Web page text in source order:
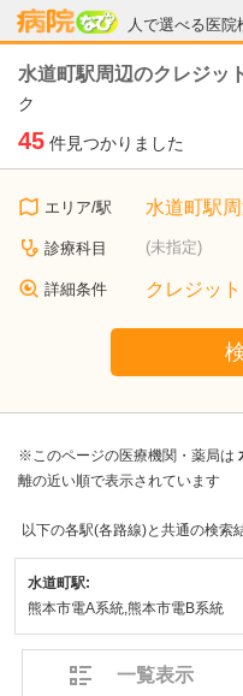
人で選べる医院
病院なび
水道町駅周辺のクレジッ
ク
45 件見つかりました
エリア/駅 水道町駅周
診療科目 (未指定)
詳細条件 クレジッ
※このページの医療機関・薬局は
離の近い順で表示されています
以下の各駅(各路線)と共通の検索
水道町駅:
熊本市電A系統,熊本市電B系統
一覧表示